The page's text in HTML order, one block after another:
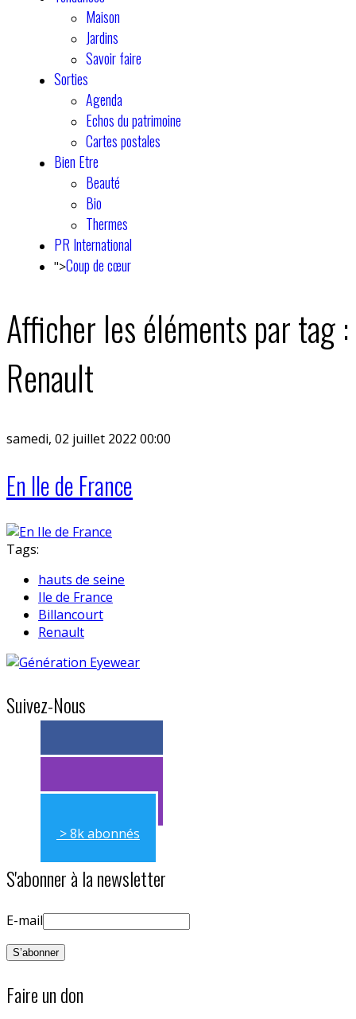
Maison
Jardins
Savoir faire
Sorties
Agenda
Echos du patrimoine
Cartes postales
Bien Etre
Beauté
Bio
Thermes
PR International
">Coup de cœur
Afficher les éléments par tag :
Renault
samedi, 02 juillet 2022 00:00
En Ile de France
Tags:
hauts de seine
Ile de France
Billancourt
Renault
Suivez-Nous
> 11k abonnés
> 11k abonnés
> 8k abonnés
S'abonner à la newsletter
E-mail
Faire un don